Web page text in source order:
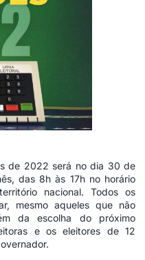
de 2022 será no dia 30 de
das 8h às 17h no horário
nacional. Todos os
mesmo aqueles que não
da escolha do próximo
e os eleitores de 12